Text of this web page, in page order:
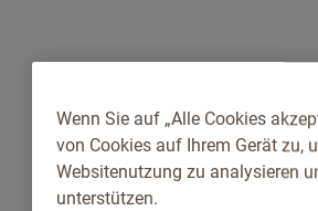
Wenn Sie auf „Alle Cookies
von Cookies auf Ihrem Gerät zu,
Websitenutzung zu analysieren
unterstützen.